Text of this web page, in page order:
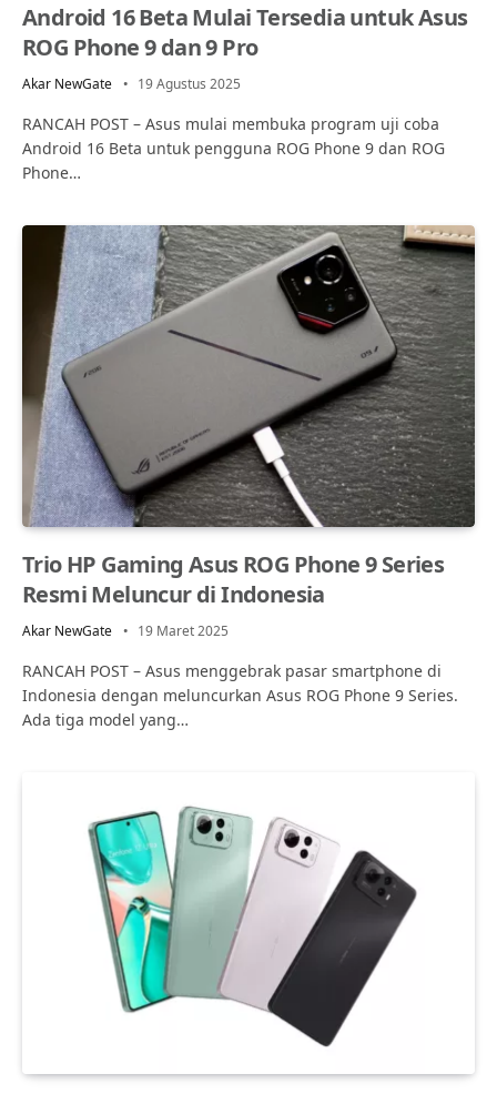
Android 16 Beta Mulai Tersedia untuk Asus
ROG Phone 9 dan 9 Pro
Akar NewGate 19 Agustus 2025
RANCAH POST – Asus mulai membuka program uji coba
Android 16 Beta untuk pengguna ROG Phone 9 dan ROG
Phone…
Trio HP Gaming Asus ROG Phone 9 Series
Resmi Meluncur di Indonesia
Akar NewGate 19 Maret 2025
RANCAH POST – Asus menggebrak pasar smartphone di
Indonesia dengan meluncurkan Asus ROG Phone 9 Series.
Ada tiga model yang…